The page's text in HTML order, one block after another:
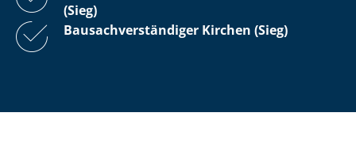
(Sieg)
Bau­sach­ver­stän­di­ger Kirchen (Sieg)